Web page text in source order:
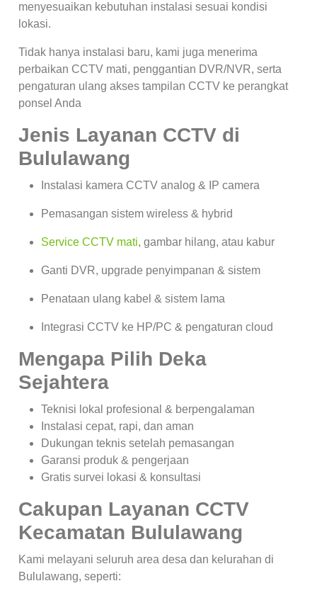
menyesuaikan kebutuhan instalasi sesuai kondisi
lokasi.
Tidak hanya instalasi baru, kami juga menerima
perbaikan CCTV mati, penggantian DVR/NVR, serta
pengaturan ulang akses tampilan CCTV ke perangkat
ponsel Anda
Jenis Layanan CCTV di
Bululawang
Instalasi kamera CCTV analog & IP camera
Pemasangan sistem wireless & hybrid
Service CCTV mati, gambar hilang, atau kabur
Ganti DVR, upgrade penyimpanan & sistem
Penataan ulang kabel & sistem lama
Integrasi CCTV ke HP/PC & pengaturan cloud
Mengapa Pilih Deka
Sejahtera
Teknisi lokal profesional & berpengalaman
Instalasi cepat, rapi, dan aman
Dukungan teknis setelah pemasangan
Garansi produk & pengerjaan
Gratis survei lokasi & konsultasi
Cakupan Layanan CCTV
Kecamatan Bululawang
Kami melayani seluruh area desa dan kelurahan di
Bululawang, seperti: